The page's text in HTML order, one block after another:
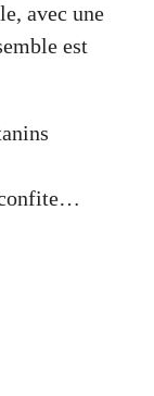
avec une
est
confite…